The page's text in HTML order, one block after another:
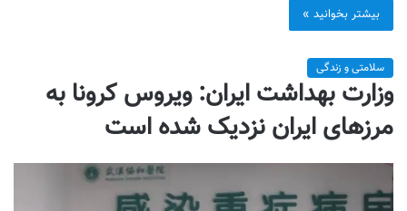
بیشتر بخوانید »
سلامتی و زندگی
وزارت بهداشت ایران: ویروس کرونا به
مرزهای ایران نزدیک شده است